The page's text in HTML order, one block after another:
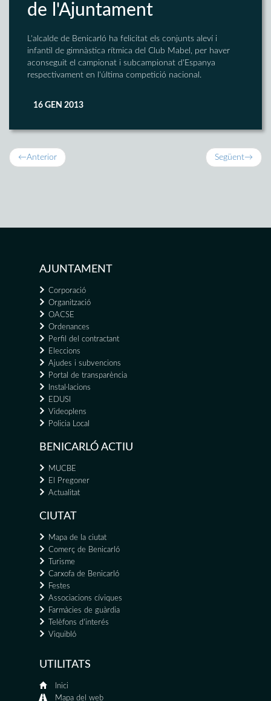
de l'Ajuntament
L'alcalde de Benicarló ha felicitat els conjunts aleví i
infantil de gimnàstica rítmica del Club Mabel, per haver
aconseguit el campionat i subcampionat d'Espanya
respectivament en l'última competició nacional.
16 GEN 2013
←Anterior Següent→
AJUNTAMENT
Corporació
Organització
OACSE
Ordenances
Perfil del contractant
Eleccions
Ajudes i subvencions
Portal de transparència
Instal·lacions
EDUSI
Videoplens
Policia Local
BENICARLÓ ACTIU
MUCBE
El Pregoner
Actualitat
CIUTAT
Mapa de la ciutat
Comerç de Benicarló
Turisme
Carxofa de Benicarló
Festes
Associacions cíviques
Farmàcies de guàrdia
Telèfons d'interés
Viquibló
UTILITATS
Inici
Mapa del web